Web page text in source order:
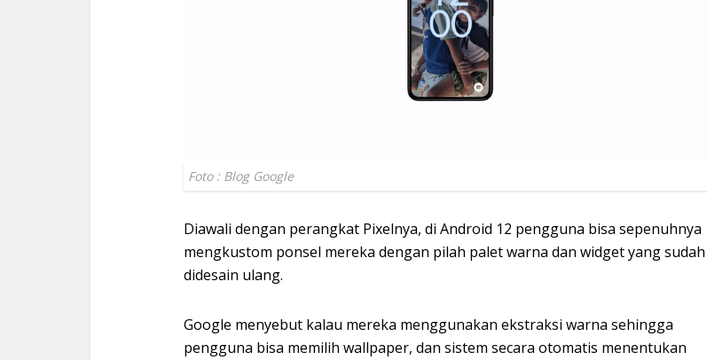
Foto : Blog Google
Diawali dengan perangkat Pixelnya, di Android 12 pengguna bisa sepenuhnya
mengkustom ponsel mereka dengan pilah palet warna dan widget yang sudah
didesain ulang.
Google menyebut kalau mereka menggunakan ekstraksi warna sehingga
pengguna bisa memilih wallpaper, dan sistem secara otomatis menentukan